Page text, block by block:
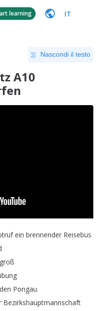
learning IT
Nascondi il testo
A10
ein brennender Reisebus
groß
Pongau.
Bezirkshauptmannschaft